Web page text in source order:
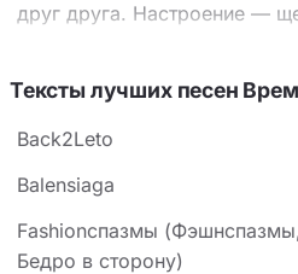
друг друга. Настроение —
книгу, пролистывая целые
— метафора жизни как
пароли) и карточной игры
Текст построен на
женского голоса, что
Тексты лучших песен
Back2Leto
Balensiaga
Fashionспазмы
Бедро в сторону)